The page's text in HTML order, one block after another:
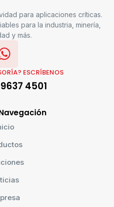
para aplicaciones críticas.
para la industria, minería,
y más.
ESCRÍBENOS
4501